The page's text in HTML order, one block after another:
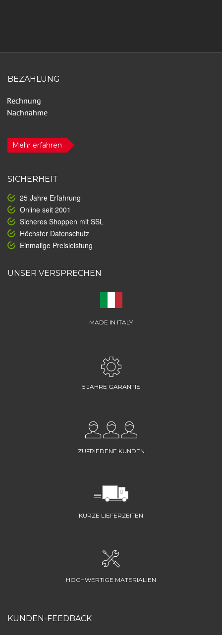
BEZAHLUNG
Mehr erfahren
SICHERHEIT
25 Jahre Erfahrung
Online seit 2001
Sicheres Shoppen mit SSL
Höchster Datenschutz
Einmalige Preisleistung
UNSER VERSPRECHEN
MADE IN ITALY
5 JAHRE GARANTIE
ZUFRIEDENE KUNDEN
KURZE LIEFERZEITEN
HOCHWERTIGE MATERIALIEN
KUNDEN-FEEDBACK